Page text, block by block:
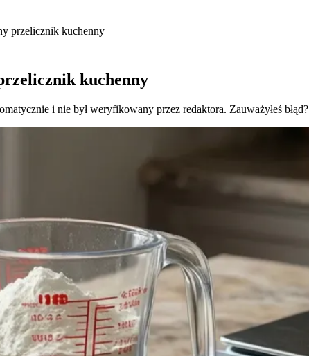
przelicznik kuchenny
kuchenny
i nie był weryfikowany przez redaktora. Zauważyłeś błąd?